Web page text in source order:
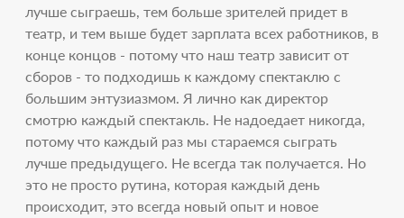
лучше сыграешь, тем больше зрителей придет в
театр, и тем выше будет зарплата всех работников, в
конце концов - потому что наш театр зависит от
сборов - то подходишь к каждому спектаклю с
большим энтузиазмом. Я лично как директор
смотрю каждый спектакль. Не надоедает никогда,
потому что каждый раз мы стараемся сыграть
лучше предыдущего. Не всегда так получается. Но
это не просто рутина, которая каждый день
происходит, это всегда новый опыт и новое